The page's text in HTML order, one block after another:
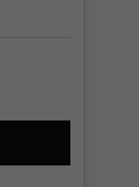
Torx CR-